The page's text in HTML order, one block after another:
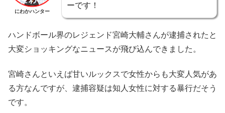
にわかハンター
ーです！
ハンドボール界のレジェンド宮崎大輔さんが逮捕されたと
大変ショッキングなニュースが飛び込んできました。
宮崎さんといえば甘いルックスで女性からも大変人気があ
る方なんですが、逮捕容疑は知人女性に対する暴行だそう
です。